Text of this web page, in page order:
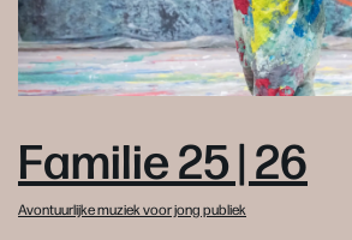
Familie 25 | 26
Avontuurlijke muziek voor jong publiek